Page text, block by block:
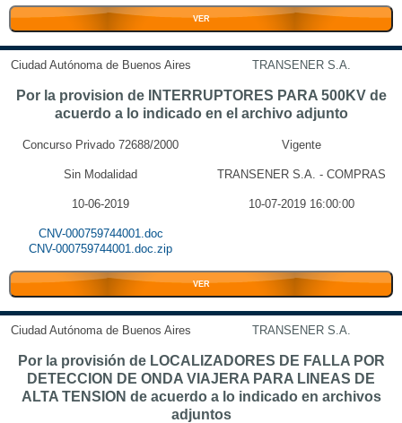
VER
Ciudad Autónoma de Buenos Aires TRANSENER S.A.
Por la provision de INTERRUPTORES PARA 500KV de
acuerdo a lo indicado en el archivo adjunto
Concurso Privado 72688/2000 Vigente
Sin Modalidad TRANSENER S.A. - COMPRAS
10-06-2019 10-07-2019 16:00:00
CNV-000759744001.doc
CNV-000759744001.doc.zip
VER
Ciudad Autónoma de Buenos Aires TRANSENER S.A.
Por la provisión de LOCALIZADORES DE FALLA POR
DETECCION DE ONDA VIAJERA PARA LINEAS DE
ALTA TENSION de acuerdo a lo indicado en archivos
adjuntos